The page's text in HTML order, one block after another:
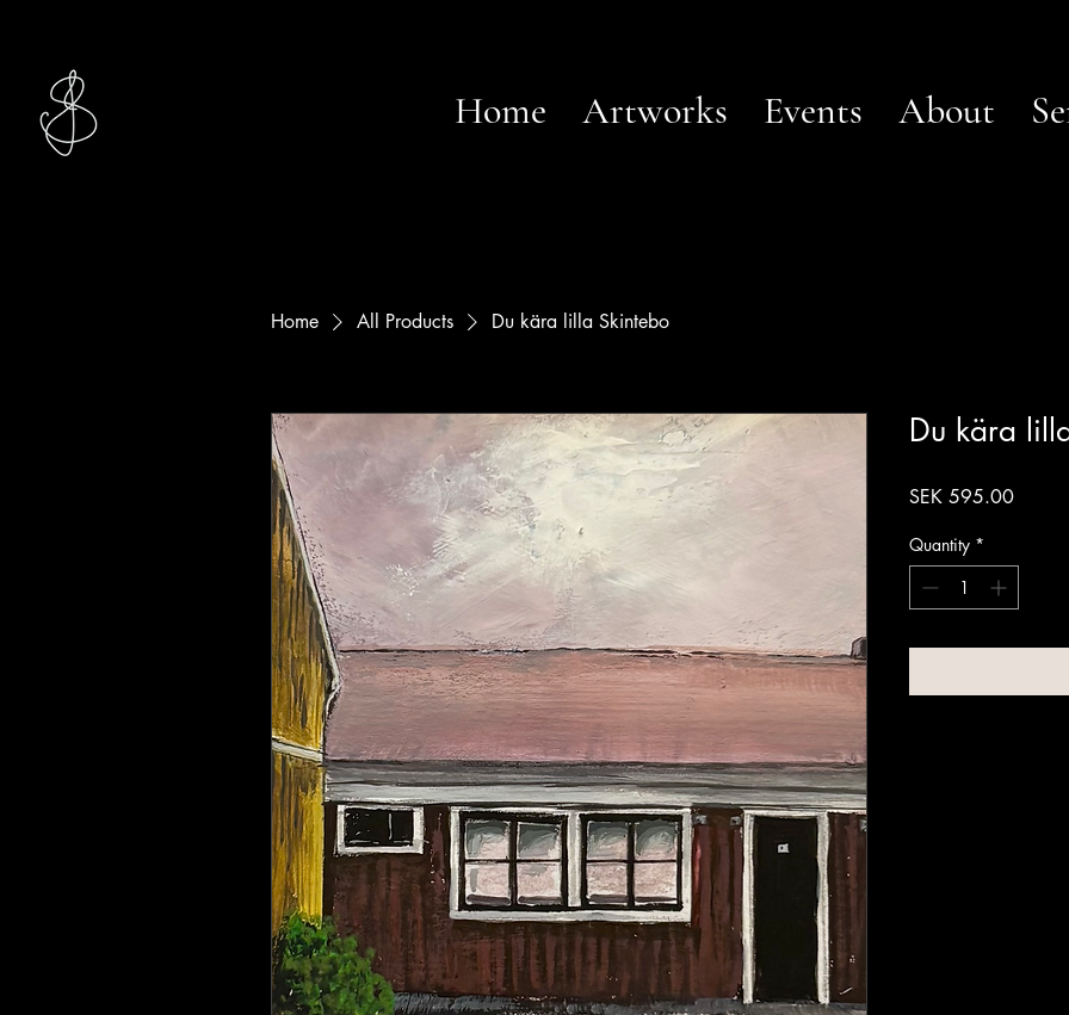
Home Artworks Events About
Home All Products Du kära lilla Skintebo
Du kära
SEK 595.00Price
Quantity *